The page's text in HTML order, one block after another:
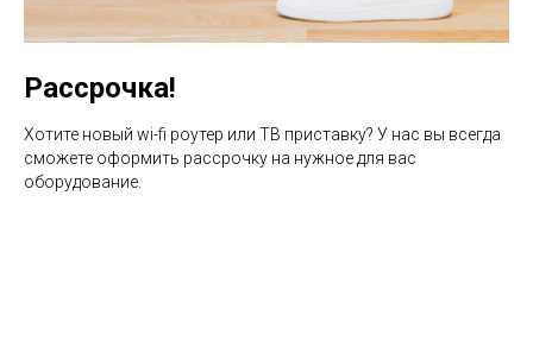
Рассрочка!
Хотите новый wi-fi роутер или ТВ приставку? У нас вы всегда
сможете оформить рассрочку на нужное для вас
оборудование.